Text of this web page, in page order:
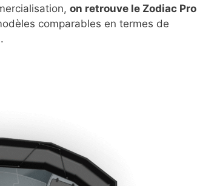
on retrouve le Zodiac Pro
comparables en termes de